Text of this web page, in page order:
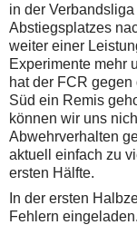
in der
Abstiegsplatzes
weiter einer
Experimente mehr
hat der FCR
Süd ein Remis
können wir uns
Abwehrverhalten
aktuell einfach zu
ersten Hälfte.
In der ersten
Fehlern